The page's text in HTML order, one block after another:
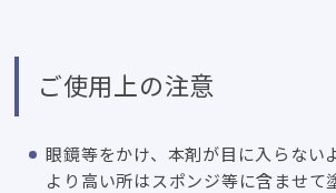
ご使用上の注意
眼鏡等をかけ、本剤が目に入らない
より高い所はスポンジ等に含ませて